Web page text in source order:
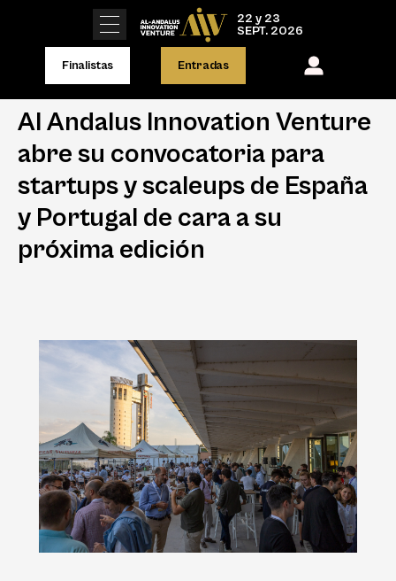
22 y 23
SEPT. 2026
Finalistas Entradas
Al Andalus Innovation Venture
abre su convocatoria para
startups y scaleups de España
y Portugal de cara a su
próxima edición